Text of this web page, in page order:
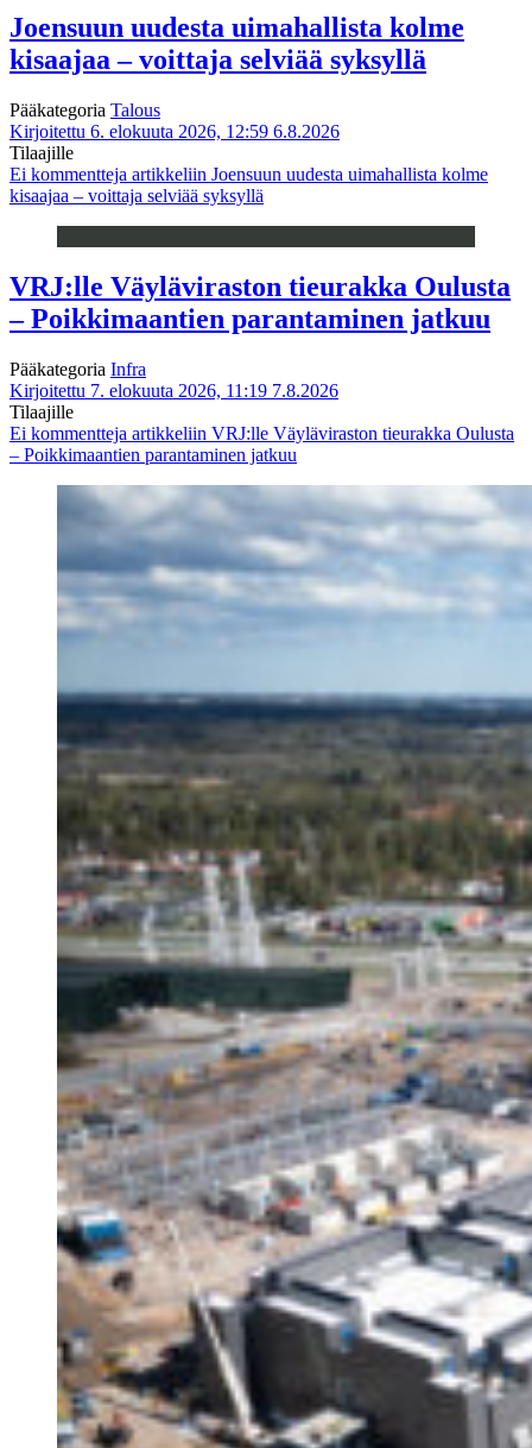
Joensuun uudesta uimahallista kolme
kisaajaa – voittaja selviää syksyllä
Pääkategoria Talous
Kirjoitettu 6. elokuuta 2026, 12:59 6.8.2026
Tilaajille
Ei kommentteja artikkeliin Joensuun uudesta uimahallista kolme
kisaajaa – voittaja selviää syksyllä
VRJ:lle Väyläviraston tieurakka Oulusta
– Poikkimaantien parantaminen jatkuu
Pääkategoria Infra
Kirjoitettu 7. elokuuta 2026, 11:19 7.8.2026
Tilaajille
Ei kommentteja artikkeliin VRJ:lle Väyläviraston tieurakka Oulusta
– Poikkimaantien parantaminen jatkuu